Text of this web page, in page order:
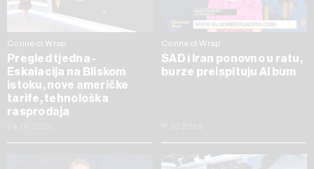
Connect Wrap
Pregled tjedna -
Eskalacija na Bliskom
istoku, nove američke
tarife, tehnološka
rasprodaja
Connect Wrap
SAD i Iran ponovno u ratu,
burze preispituju AI bum